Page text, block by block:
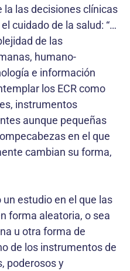
la las decisiones clínicas
cuidado de la salud: “…
de las
humano-
e información
los ECR como
instrumentos
aunque pequeñas
en el que
cambian su forma,
estudio en el que las
forma aleatoria, o sea
u otra forma de
de los instrumentos de
poderosos y